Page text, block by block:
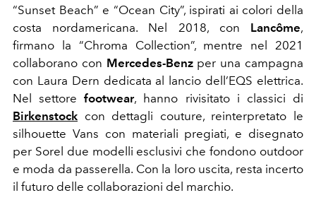
“Sunset Beach” e “Ocean City”, ispirati ai colori della
costa nordamericana. Nel 2018, con Lancôme,
firmano la “Chroma Collection”, mentre nel 2021
collaborano con Mercedes-Benzper una campagna
con Laura Dern dedicata al lancio dell’EQS elettrica.
Nel settorefootwear, hanno rivisitato i classici di
Birkenstock con dettagli couture, reinterpretato le
silhouette Vans con materiali pregiati, e disegnato
per Sorel due modelli esclusivi che fondono outdoor
e moda da passerella. Con la loro uscita, resta incerto
il futuro delle collaborazioni del marchio.